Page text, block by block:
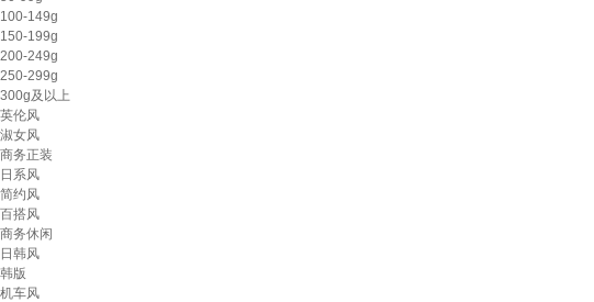
100-149g
150-199g
200-249g
250-299g
300g及以上
英伦风
淑女风
商务正装
日系风
简约风
百搭风
商务休闲
日韩风
韩版
机车风